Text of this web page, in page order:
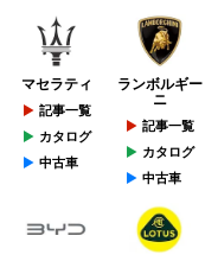
マセラティ
記事一覧
カタログ
中古車
ランボルギー
ニ
記事一覧
カタログ
中古車